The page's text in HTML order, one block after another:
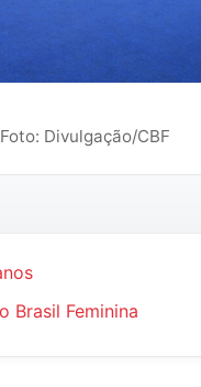
Foto: Divulgação/CBF
Brasil Feminina